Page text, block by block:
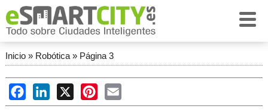
Inicio» Robótica» Página 3
FacebookLinkedIn
X PinterestEmail